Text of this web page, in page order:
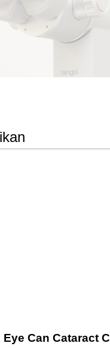
Eye Can Cataract